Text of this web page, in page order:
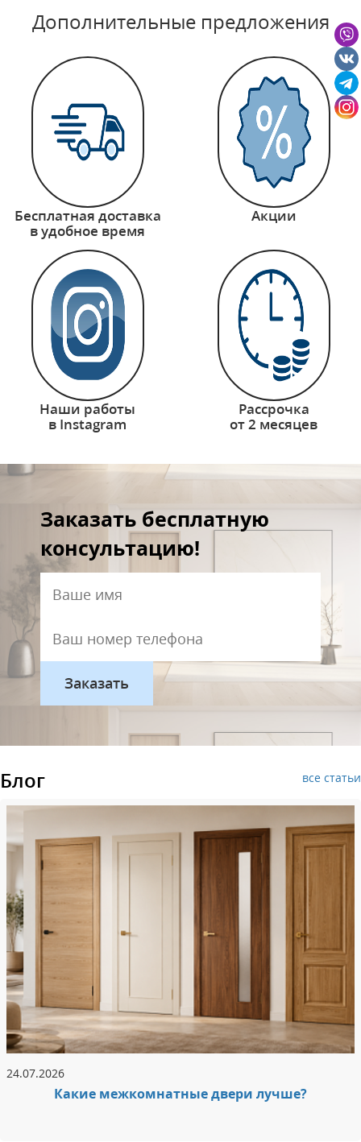
Дополнительные предложения
Бесплатная доставка
в удобное время
Акции
Наши работы
в Instagram
Рассрочка
от 2 месяцев
Заказать бесплатную
консультацию!
Блог все статьи
24.07.2026
Какие межкомнатные двери лучше?